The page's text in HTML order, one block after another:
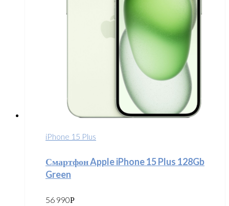
iPhone 15 Plus
Смартфон Apple iPhone 15 Plus 128Gb
Green
56 990Р